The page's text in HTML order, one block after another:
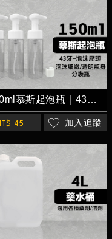
150ml慕斯起泡瓶｜43牙 防壓扣環
45 加入追蹤